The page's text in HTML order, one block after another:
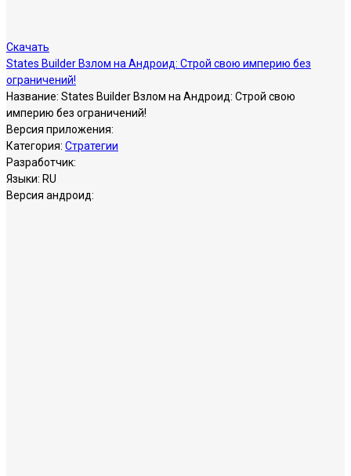
Скачать
States Builder Взлом на Андроид: Строй свою империю без
ограничений!
Название: States Builder Взлом на Андроид: Строй свою
империю без ограничений!
Версия приложения:
Категория: Стратегии
Разработчик:
Языки: RU
Версия андроид: